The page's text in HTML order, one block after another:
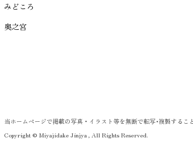
みどころ
奥之宮
当ホームページで掲載の写真・イラスト等を無断で転写･複製するこ
Copyright © Miyajidake Jinjya , All Rights Reserved.